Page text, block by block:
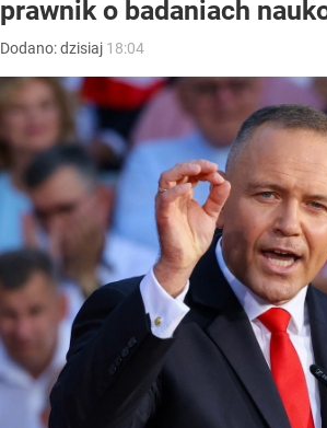
prawnik o badaniach
Dodano:dzisiaj 18:04